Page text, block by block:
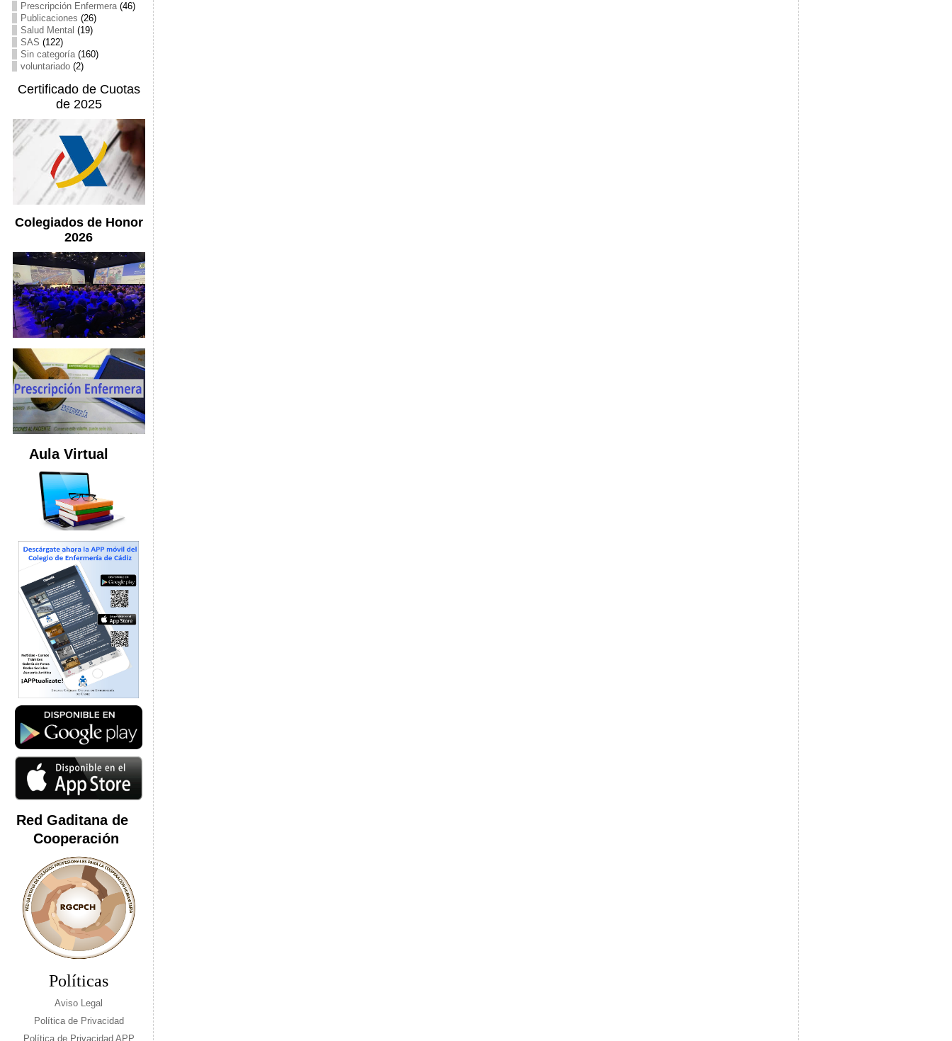
Prescripción Enfermera(46)
Publicaciones (26)
Salud Mental (19)
SAS (122)
Sin categoría(160)
voluntariado(2)
Certificado de Cuotas
de 2025
Colegiados de Honor
2026
Aula Virtual
Red Gaditana de
Cooperación
Políticas
Aviso Legal
Política de Privacidad
Política de Privacidad APP